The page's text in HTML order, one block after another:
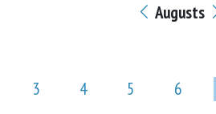
Augusts
3
4 5 6